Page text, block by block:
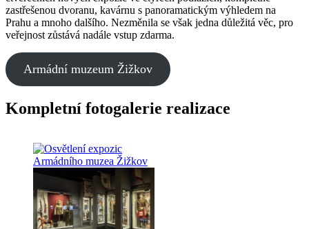
zastřešenou dvoranu, kavárnu s panoramatickým výhledem na
Prahu a mnoho dalšího. Nezměnila se však jedna důležitá věc, pro
veřejnost zůstává nadále vstup zdarma.
Armádní muzeum Žižkov
Kompletní fotogalerie realizace